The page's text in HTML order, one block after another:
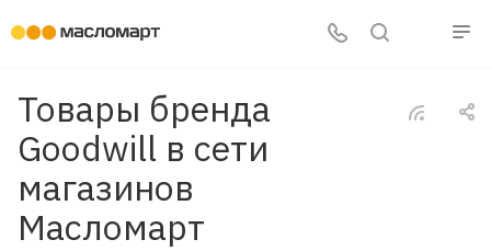
Товары бренда
Goodwill в сети
магазинов
Масломарт